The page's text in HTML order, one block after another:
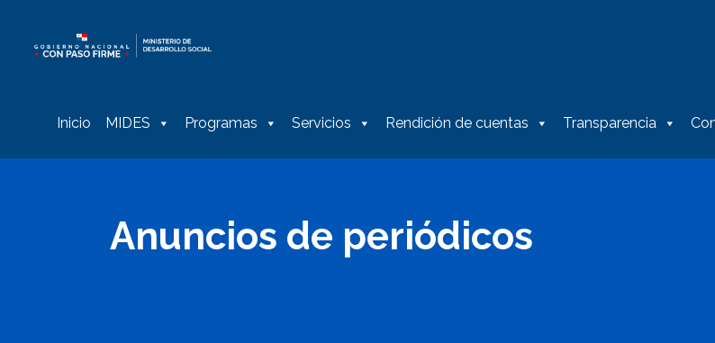
Inicio MIDES Programas Servicios Rendición de cuentas Transparencia
Anuncios de periódicos